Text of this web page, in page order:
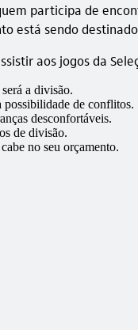
participa de
está sendo
aos jogos da
a divisão.
de conflitos.
desconfortáveis.
de divisão.
no seu orçamento.